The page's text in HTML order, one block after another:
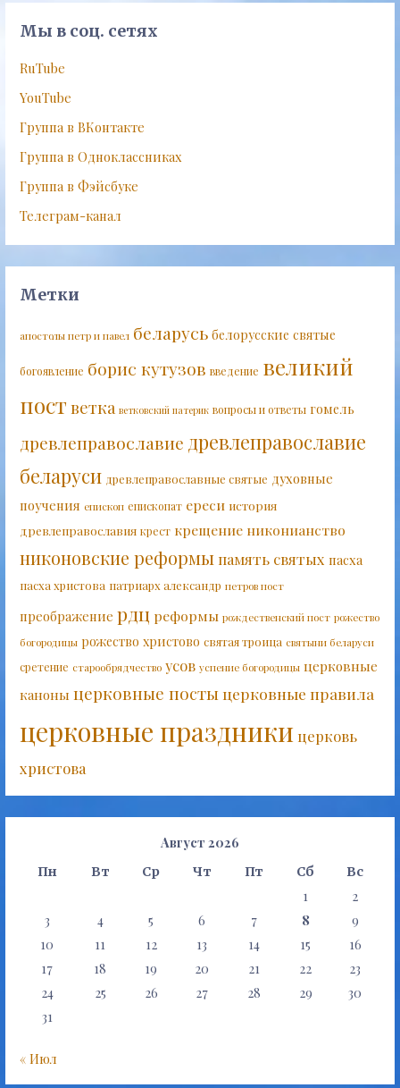
Мы в соц. сетях
RuTube
YouTube
Группа в ВКонтакте
Группа в Одноклассниках
Группа в Фэйсбуке
Телеграм-канал
Метки
апостолы петр и павел беларусь белорусские святые
богоявление борис кутузов введение великий
постветка ветковский патерик вопросы и ответы гомель
древлеправославие древлеправославие
беларуси древлеправославные святые духовные
поучения епископ епископат ереси история
древлеправославия крест крещение никонианство
никоновские реформыпамять святых пасха
пасха христова патриарх александр петров пост
преображение рдц реформы рождественский пост рожество
богородицы рожество христово святая троица святыни беларуси
сретение старообрядчество усов успение богородицы церковные
каноны церковные посты церковные правила
церковные праздникицерковь
христова
Август 2026
Пн Вт Ср Чт Пт Сб Вс
1
2
3
4 5 6 7 8
9
10
11 12 13 14 15
16
17
18 19 20 21 22
23
24
25 26 27 28 29
30
31
« Июл